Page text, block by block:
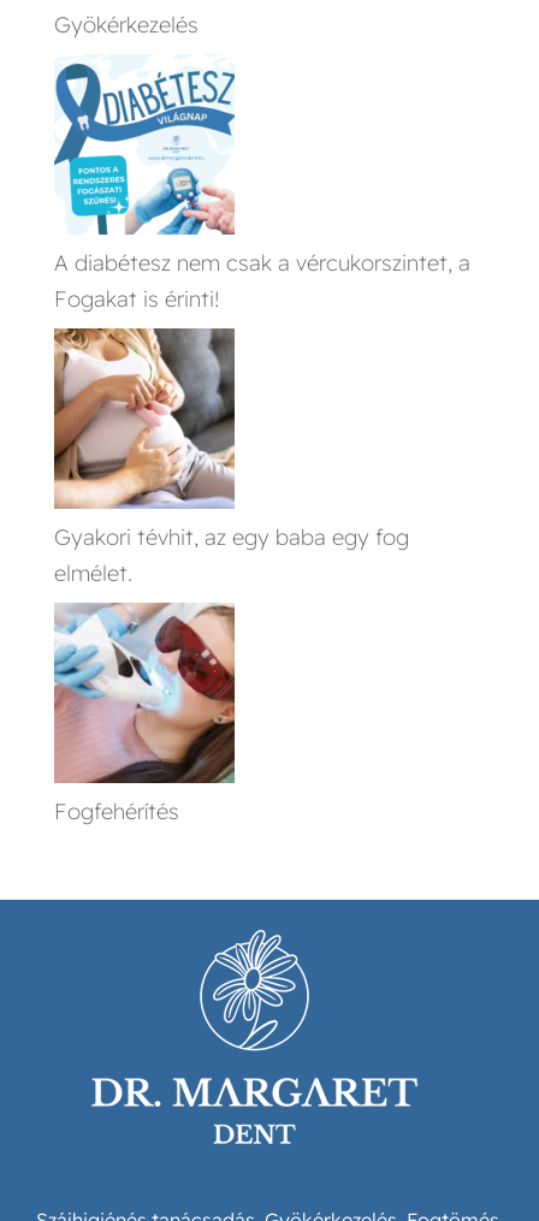
Gyökérkezelés
A diabétesz nem csak a vércukorszintet, a
Fogakat is érinti!
Gyakori tévhit, az egy baba egy fog
elmélet.
Fogfehérítés